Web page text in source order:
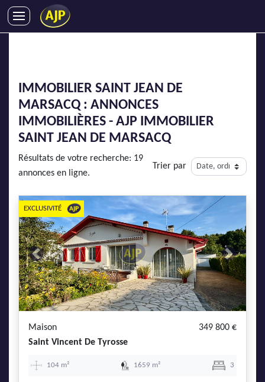
SYNDIC
LMNP
IMMOBILIER NEUF
LOCATIONS DE VACANCES
DEVENIR FRANCHISÉ
AJP Recrute
AJP Actualités
Service Qualité Clients
IMMOBILIER SAINT JEAN DE
MARSACQ : ANNONCES
IMMOBILIÈRES - AJP IMMOBILIER
SAINT JEAN DE MARSACQ
Résultats de votre recherche: 19
annonces en ligne.
Trier par
Previous Next
EXCLUSIVITÉ
Maison
349 800 €
Saint Vincent De Tyrosse
104 m² 1659 m² 3